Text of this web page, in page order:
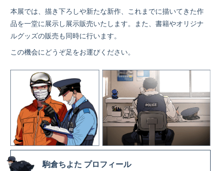
本展では、描き下ろしや新たな新作、これまでに描いてきた作
品を一堂に展示し展示販売いたします。また、書籍やオリジナ
ルグッズの販売も同時に行います。
この機会にどうぞ足をお運びください。
駒倉ちよた プロフィール